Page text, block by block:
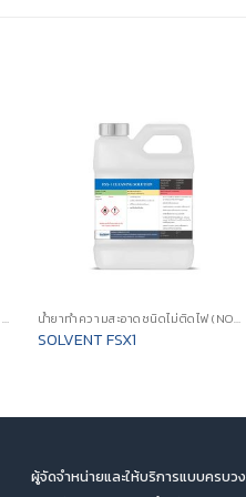
น้ำยาทำความสะอาดคราบไขมัน ROHS APPROVE (ROHS COMPLIANT CLEANING AGENTS) น้ำยาทำความสะอาดชนิดไม่ติดไฟ (NON-FLAMMABLE CLEANING SOLVENTS)
SOLVENT FSX1
ผู้จัดจำหน่ายและให้บริการแบบครบ